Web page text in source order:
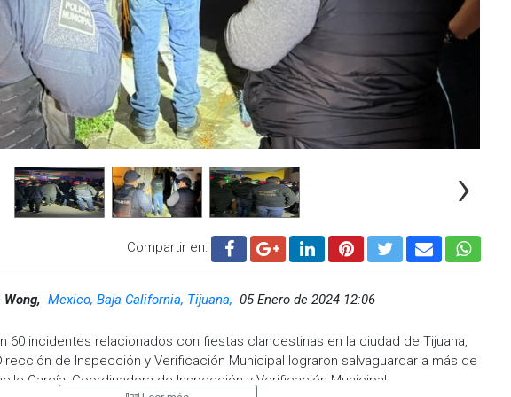
›
Compartir en:
Mexico, Baja California, Tijuana, 05 Enero de 2024 12:06
60 incidentes relacionados con fiestas clandestinas en la ciudad de Tijuana,
de Inspección y Verificación Municipal lograron salvaguardar a más de
García, Coordinadora de Inspección y Verificación Municipal.